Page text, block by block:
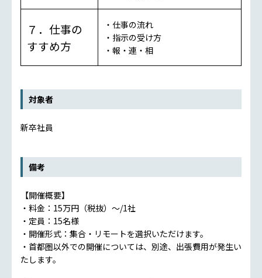
７．仕事の
すすめ方
・仕事の流れ
・指示の受け方
・報・連・相
対象者
新卒社員
備考
【開催概要】
・料金：15万円（税抜）～/1社
・定員：15名様
・開催形式：集合・リモートを選択いただけます。
・首都圏以外での開催については、別途、出張費用が発生い
たします。